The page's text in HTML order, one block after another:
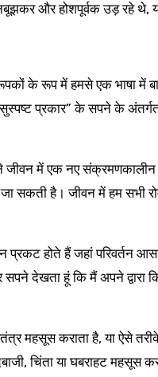
और होशपूर्वक उड़ रहे थे,
के रूप में हमसे एक भाषा
प्रकार” के सपने के
में एक नए
सकती है। जीवन में हम
होते हैं जहां परिवर्तन
देखता हूं कि मैं अपने द्वारा
महसूस कराता है, या ऐसे
चिंता या घबराहट